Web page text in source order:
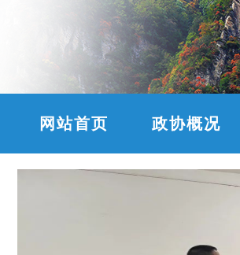
网站首页 政协概况